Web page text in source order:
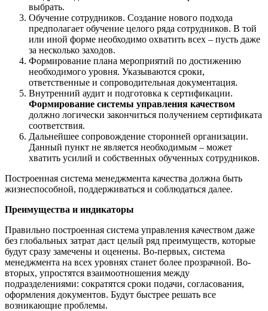
выбрать.
Обучение сотрудников. Создание нового подхода
предполагает обучение целого ряда сотрудников. В той
или иной форме необходимо охватить всех – пусть даже
за несколько заходов.
Формирование плана мероприятий по достижению
необходимого уровня. Указываются сроки,
ответственные и сопроводительная документация.
Внутренний аудит и подготовка к сертификации.
Формирование системы управления качеством
должно логически закончиться получением сертификата
соответствия.
Дальнейшее сопровождение сторонней организации.
Данный пункт не является необходимым – может
хватить усилий и собственных обученных сотрудников.
Построенная система менеджмента качества должна быть
жизнеспособной, поддерживаться и соблюдаться далее.
Преимущества и индикаторы
Правильно построенная система управления качеством даже
без глобальных затрат даст целый ряд преимуществ, которые
будут сразу замечены и оценены. Во-первых, система
менеджмента на всех уровнях станет более прозрачной. Во-
вторых, упростятся взаимоотношения между
подразделениями: сократятся сроки подачи, согласования,
оформления документов. Будут быстрее решать все
возникающие проблемы.